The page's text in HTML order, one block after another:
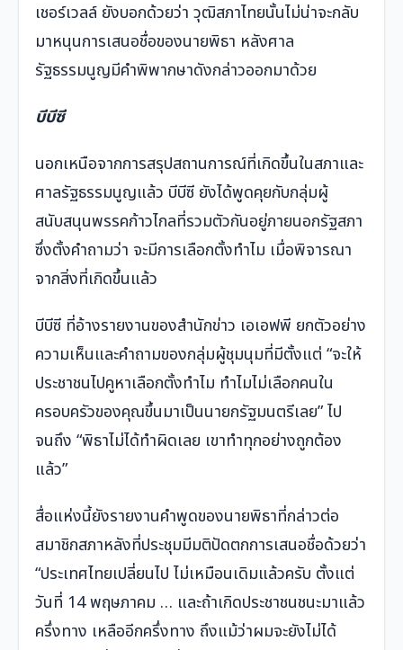
เชอร์เวลล์ ยังบอกด้วยว่า วุฒิสภาไทยนั้นไม่น่าจะกลับ
มาหนุนการเสนอชื่อของนายพิธา หลังศาล
รัฐธรรมนูญมีคำพิพากษาดังกล่าวออกมาด้วย
บีบีซี
นอกเหนือจากการสรุปสถานการณ์ที่เกิดขึ้นในสภาและ
ศาลรัฐธรรมนูญแล้ว บีบีซี ยังได้พูดคุยกับกลุ่มผู้
สนับสนุนพรรคก้าวไกลที่รวมตัวกันอยู่ภายนอกรัฐสภา
ซึ่งตั้งคำถามว่า จะมีการเลือกตั้งทำไม เมื่อพิจารณา
จากสิ่งที่เกิดขึ้นแล้ว
บีบีซี ที่อ้างรายงานของสำนักข่าว เอเอฟพี ยกตัวอย่าง
ความเห็นและคำถามของกลุ่มผู้ชุมนุมที่มีตั้งแต่ “จะให้
ประชาชนไปคูหาเลือกตั้งทำไม ทำไมไม่เลือกคนใน
ครอบครัวของคุณขึ้นมาเป็นนายกรัฐมนตรีเลย” ไป
จนถึง “พิธาไม่ได้ทำผิดเลย เขาทำทุกอย่างถูกต้อง
แล้ว”
สื่อแห่งนี้ยังรายงานคำพูดของนายพิธาที่กล่าวต่อ
สมาชิกสภาหลังที่ประชุมมีมติปัดตกการเสนอชื่อด้วยว่า
“ประเทศไทยเปลี่ยนไป ไม่เหมือนเดิมแล้วครับ ตั้งแต่
วันที่ 14 พฤษภาคม … และถ้าเกิดประชาชนชนะมาแล้ว
ครึ่งทาง เหลืออีกครึ่งทาง ถึงแม้ว่าผมจะยังไม่ได้